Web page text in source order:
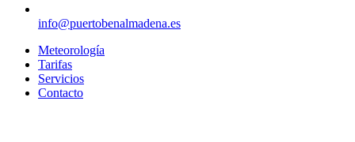
info@puertobenalmadena.es
Meteorología
Tarifas
Servicios
Contacto